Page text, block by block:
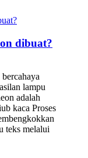
dibuat?
lampu
adalah
kaca Proses
teks melalui